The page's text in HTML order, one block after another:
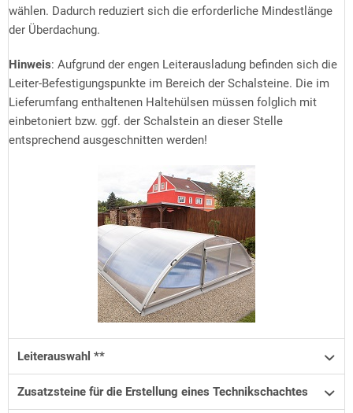
wählen. Dadurch reduziert sich die erforderliche Mindestlänge
der Überdachung.
Hinweis: Aufgrund der engen Leiterausladung befinden sich die
Leiter-Befestigungspunkte im Bereich der Schalsteine. Die im
Lieferumfang enthaltenen Haltehülsen müssen folglich mit
einbetoniert bzw. ggf. der Schalstein an dieser Stelle
entsprechend ausgeschnitten werden!
Leiterauswahl **
Zusatzsteine für die Erstellung eines Technikschachtes